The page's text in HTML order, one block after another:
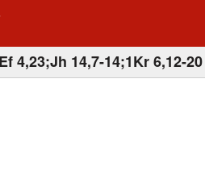
4,23;Jh 14,7-14;1Kr 6,12-20